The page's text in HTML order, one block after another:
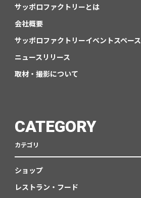
サッポロファクトリーとは
会社概要
サッポロファクトリーイベントスペース
ニュースリリース
取材・撮影について
CATEGORY
カテゴリ
ショップ
レストラン・フード